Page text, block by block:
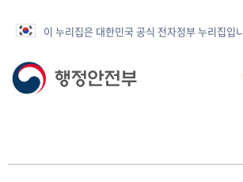
이 누리집은 대한민국 공식 전자정부 누리집입